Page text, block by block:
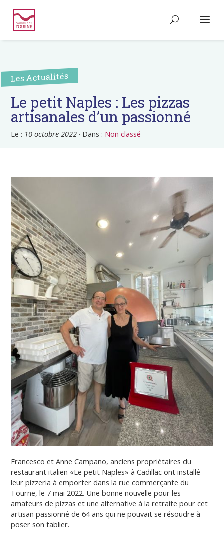
Les Actualités
Le petit Naples : Les pizzas
artisanales d’un passionné
Le : 10 octobre 2022 · Dans : Non classé
Francesco et Anne Campano, anciens propriétaires du
restaurant italien «Le petit Naples» à Cadillac ont installé
leur pizzeria à emporter dans la rue commerçante du
Tourne, le 7 mai 2022. Une bonne nouvelle pour les
amateurs de pizzas et une alternative à la retraite pour cet
artisan passionné de 64 ans qui ne pouvait se résoudre à
poser son tablier.